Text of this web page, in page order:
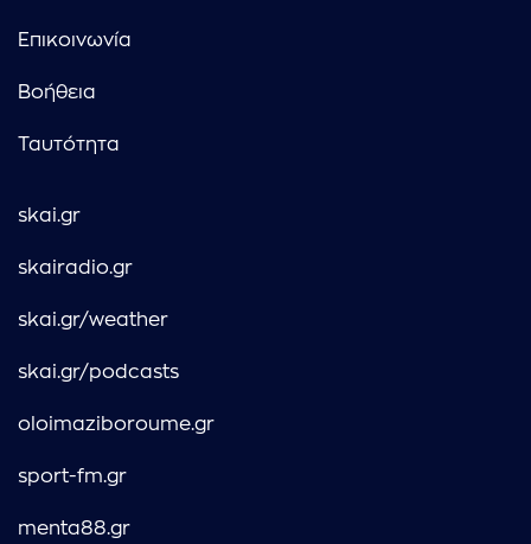
Επικοινωνία
Βοήθεια
Ταυτότητα
skai.gr
skairadio.gr
skai.gr/weather
skai.gr/podcasts
oloimaziboroume.gr
sport-fm.gr
menta88.gr